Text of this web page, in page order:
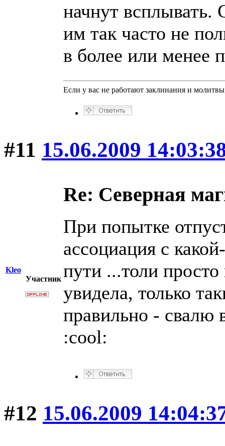
начнут всплывать.
им так часто не
в более или менее
Если у вас не работают заклинания и
#11 15.06.2009
Kleo
Участник
Re: Северная
При попытке
ассоциация с
пути ...толи
увидела, только
правильно - свалю
:cool:
#12 15.06.2009